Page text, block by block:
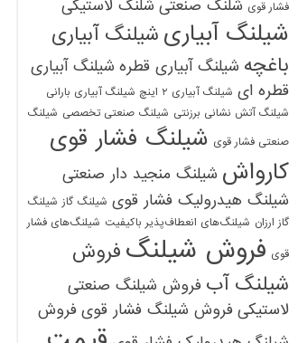
فشار قوی شلنگ صنعتی شلنگ لاستیکی
شیلنگ آبیاری شیلنگ آبیاری
باغچه شیلنگ آبیاری قطره شیلنگ آبیاری
قطره ای شیلنگ آبیاری ۲ اینچ شیلنگ آبیاری بارانی
شیلنگ آتش نشانی برزنتی شیلنگ صنعتی تخصصی شیلنگ
صنعتی فشار قوی شیلنگ فشار قوی
کارواش شیلنگ منجید دار صنعتی
شیلنگ هیدرولیک فشار قوی شیلنگ گاز شیلنگ
گاز ارزان شیلنگ‌های انعطاف‌پذیر باکیفیت شیلنگ‌های فشار
قوی فروش شیلنگ فروش
شیلنگ آب فروش شیلنگ صنعتی
لاستیکی فروش شیلنگ فشار قوی فروش